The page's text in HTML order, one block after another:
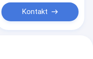
Kontakt